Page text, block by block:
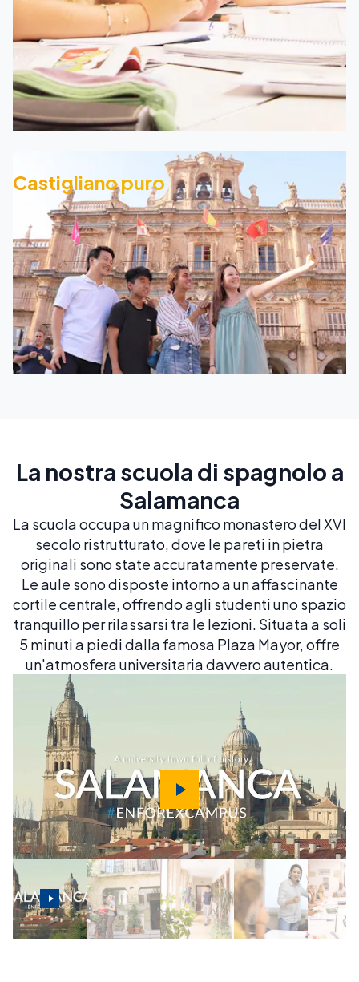
Castigliano puro
La nostra scuola di spagnolo a
Salamanca
La scuola occupa un magnifico monastero del XVI
secolo ristrutturato, dove le pareti in pietra
originali sono state accuratamente preservate.
Le aule sono disposte intorno a un affascinante
cortile centrale, offrendo agli studenti uno spazio
tranquillo per rilassarsi tra le lezioni. Situata a soli
5 minuti a piedi dalla famosa Plaza Mayor, offre
un'atmosfera universitaria davvero autentica.